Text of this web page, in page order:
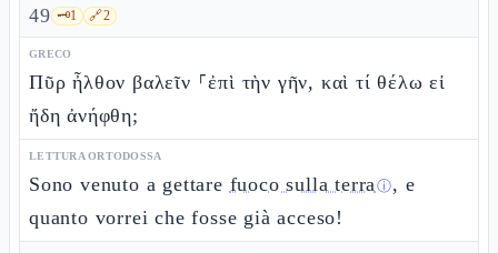
49 🗝️1 🔗2
GRECO
Πῦρ ἦλθον βαλεῖν ⸀ἐπὶ τὴν γῆν, καὶ τί θέλω εἰ
ἤδη ἀνήφθη;
LETTURA ORTODOSSA
Sono venuto a gettare fuoco sulla terraⓘ, e
quanto vorrei che fosse già acceso!